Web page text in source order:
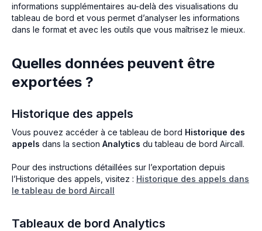
informations supplémentaires au-delà des visualisations du
tableau de bord et vous permet d’analyser les informations
dans le format et avec les outils que vous maîtrisez le mieux.
Quelles données peuvent être
exportées ?
Historique des appels
Vous pouvez accéder à ce tableau de bord Historique des
appels dans la section Analytics du tableau de bord Aircall.
Pour des instructions détaillées sur l’exportation depuis
l’Historique des appels, visitez : Historique des appels dans
le tableau de bord Aircall
Tableaux de bord Analytics